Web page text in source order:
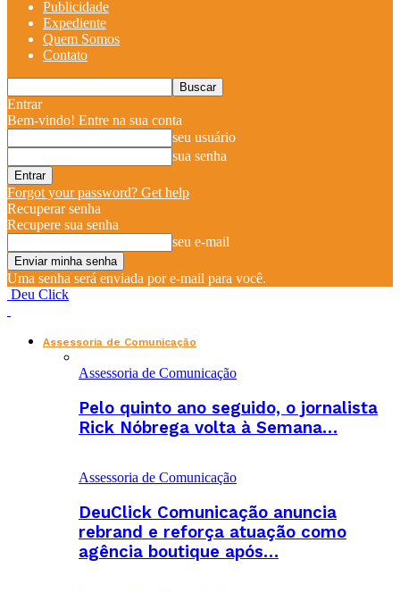
Publicidade
Expediente
Quem Somos
Contato
Entrar
Bem-vindo! Entre na sua conta
seu usuário
sua senha
Forgot your password? Get help
Recuperar senha
Recupere sua senha
seu e-mail
Uma senha será enviada por e-mail para você.
Deu Click
Assessoria de Comunicação
Assessoria de Comunicação
Pelo quinto ano seguido, o jornalista
Rick Nóbrega volta à Semana…
Assessoria de Comunicação
DeuClick Comunicação anuncia
rebrand e reforça atuação como
agência boutique após…